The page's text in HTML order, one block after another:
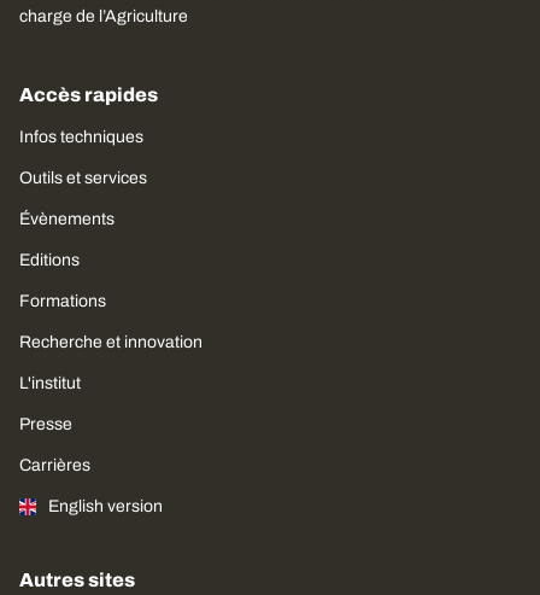
charge de l’Agriculture
Accès rapides
Infos techniques
Outils et services
Évènements
Editions
Formations
Recherche et innovation
L'institut
Presse
Carrières
English version
Autres sites